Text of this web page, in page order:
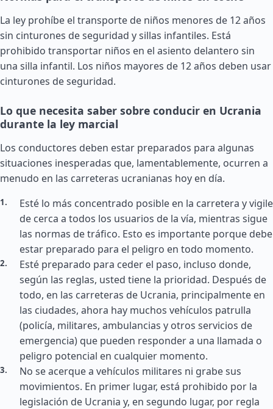
La ley prohíbe el transporte de niños menores de 12 años
sin cinturones de seguridad y sillas infantiles. Está
prohibido transportar niños en el asiento delantero sin
una silla infantil. Los niños mayores de 12 años deben usar
cinturones de seguridad.
Lo que necesita saber sobre conducir en Ucrania
durante la ley marcial
Los conductores deben estar preparados para algunas
situaciones inesperadas que, lamentablemente, ocurren a
menudo en las carreteras ucranianas hoy en día.
Esté lo más concentrado posible en la carretera y vigile
de cerca a todos los usuarios de la vía, mientras sigue
las normas de tráfico. Esto es importante porque debe
estar preparado para el peligro en todo momento.
Esté preparado para ceder el paso, incluso donde,
según las reglas, usted tiene la prioridad. Después de
todo, en las carreteras de Ucrania, principalmente en
las ciudades, ahora hay muchos vehículos patrulla
(policía, militares, ambulancias y otros servicios de
emergencia) que pueden responder a una llamada o
peligro potencial en cualquier momento.
No se acerque a vehículos militares ni grabe sus
movimientos. En primer lugar, está prohibido por la
legislación de Ucrania y, en segundo lugar, por regla